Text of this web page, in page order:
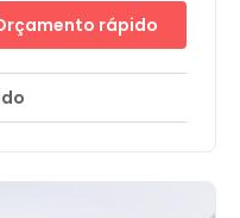
rápido